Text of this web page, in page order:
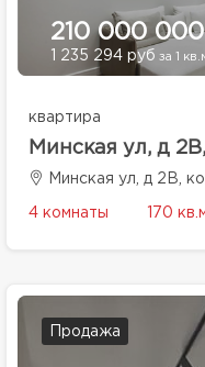
210 000
1 235 294 руб за 1
квартира
Минская ул, д 2В,
Минская ул, д 2В,
4 комнаты 170 кв.м.
Продажа